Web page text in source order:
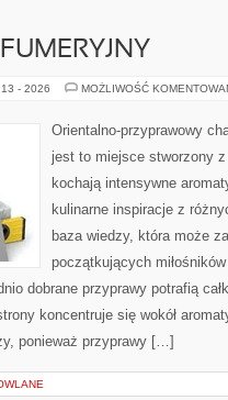
- 2026 MOŻLIWOŚĆ
Orientalno-przyprawowy
jest to miejsce stworzony
kochają intensywne
kulinarne inspiracje z
baza wiedzy, która może
początkujących
dobrane przyprawy potrafią
koncentruje się wokół
ponieważ przyprawy […]